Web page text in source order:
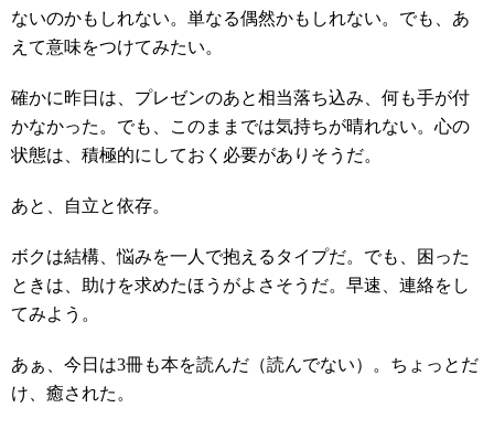
ないのかもしれない。単なる偶然かもしれない。でも、あ
えて意味をつけてみたい。
確かに昨日は、プレゼンのあと相当落ち込み、何も手が付
かなかった。でも、このままでは気持ちが晴れない。心の
状態は、積極的にしておく必要がありそうだ。
あと、自立と依存。
ボクは結構、悩みを一人で抱えるタイプだ。でも、困った
ときは、助けを求めたほうがよさそうだ。早速、連絡をし
てみよう。
あぁ、今日は3冊も本を読んだ（読んでない）。ちょっとだ
け、癒された。